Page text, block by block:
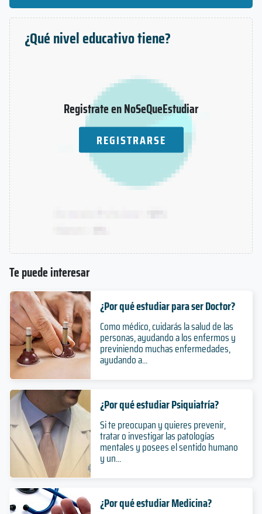
¿Qué nivel educativo tiene?
Registrate en NoSeQueEstudiar
REGISTRARSE
Te puede interesar
¿Por qué estudiar para ser Doctor?
Como médico, cuidarás la salud de las
personas, ayudando a los enfermos y
previniendo muchas enfermedades,
ayudando a...
¿Por qué estudiar Psiquiatría?
Si te preocupan y quieres prevenir,
tratar o investigar las patologías
mentales y posees el sentido humano
y un...
¿Por qué estudiar Medicina?